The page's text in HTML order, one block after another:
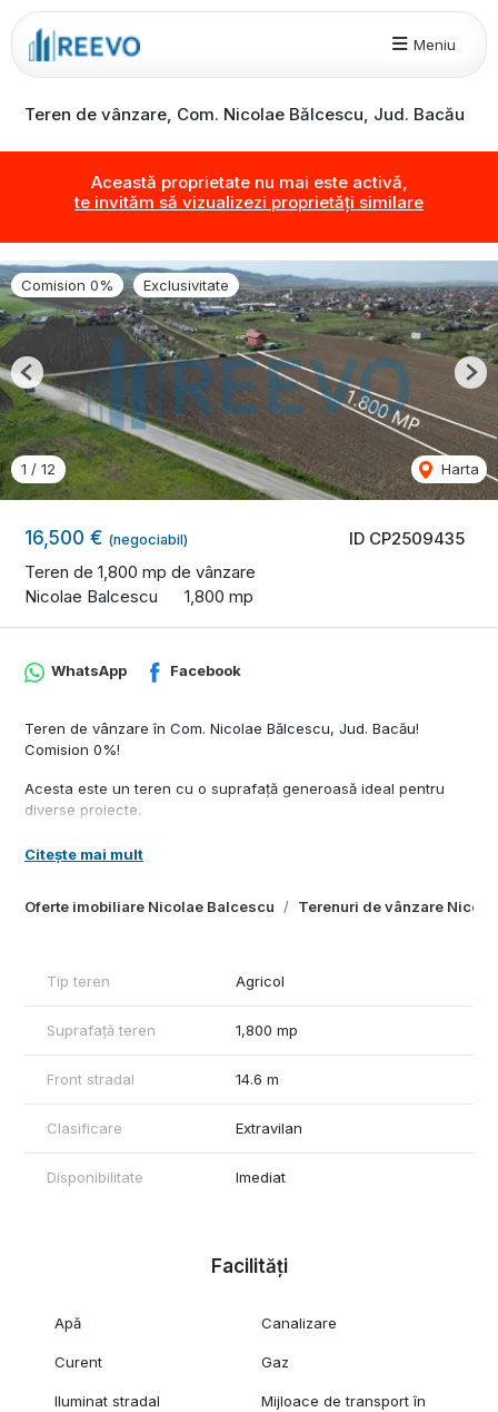
Meniu
Teren de vânzare, Com. Nicolae Bălcescu, Jud. Bacău
Această proprietate nu mai este activă,
te invităm să vizualizezi proprietăți similare
ID CP2509435
16,500 € (negociabil)
Teren de 1,800 mp de vânzare
Nicolae Balcescu
1,800 mp
Comision 0% Exclusivitate
1 / 12 Harta
Previous
Oferte imobiliare Nicolae Balcescu Terenuri de vânzare
WhatsApp Facebook
Teren de vânzare în Com. Nicolae Bălcescu, Jud. Bacău!
Comision 0%!
Acesta este un teren cu o suprafață generoasă ideal pentru
diverse proiecte.
Terenul are o suprafață de 1.800 MP extravilan.
de acces este asfaltat.
drumul neasfaltat.
Zona este una liniștită, în plină dezvoltare fiind la doar 8 km de
Pentru mai multe detalii sau pentru a programa o vizionare,
contactează-mă!
Paul Ciuraru - Consultant Imobiliar REEVO
Citește mai mult
Tip teren Agricol
Suprafață teren 1,800 mp
Front stradal 14.6 m
Clasificare Extravilan
Disponibilitate Imediat
Facilități
Apă Canalizare
Curent Gaz
Iluminat stradal
Mijloace de transport în